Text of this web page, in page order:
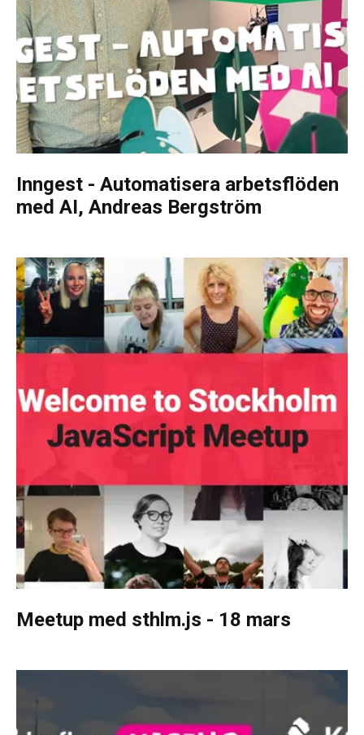
Inngest - Automatisera arbetsflöden
med AI, Andreas Bergström
Meetup med sthlm.js - 18 mars